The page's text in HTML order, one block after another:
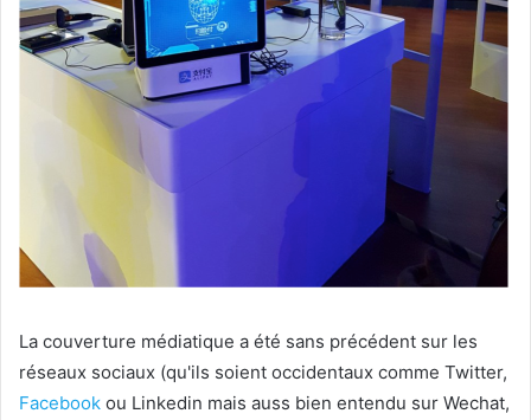
La couverture médiatique a été sans précédent sur les
réseaux sociaux (qu'ils soient occidentaux comme Twitter,
Facebook ou Linkedin mais auss bien entendu sur Wechat,